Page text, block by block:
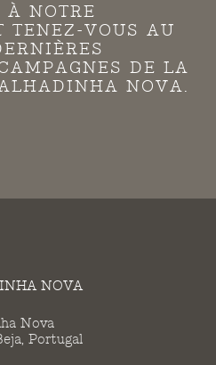
À NOTRE
TENEZ-VOUS AU
DE LA
NOVA.
NOVA
Nova
Portugal